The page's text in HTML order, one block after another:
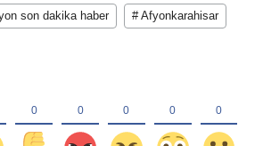
son dakika haber # Afyonkarahisar